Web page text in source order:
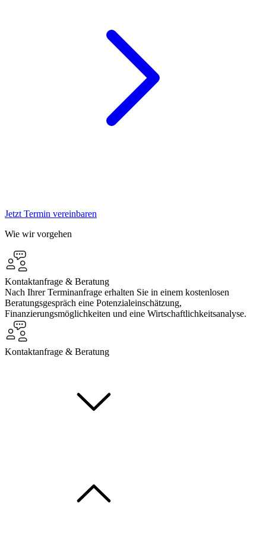
Jetzt Termin vereinbaren
Wie wir vorgehen
Kontaktanfrage & Beratung
Nach Ihrer Terminanfrage erhalten Sie in einem kostenlosen
Beratungsgespräch eine Potenzialeinschätzung,
Finanzierungsmöglichkeiten und eine Wirtschaftlichkeitsanalyse.
Kontaktanfrage & Beratung